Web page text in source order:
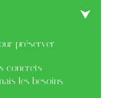
préserver
concrets
les besoins